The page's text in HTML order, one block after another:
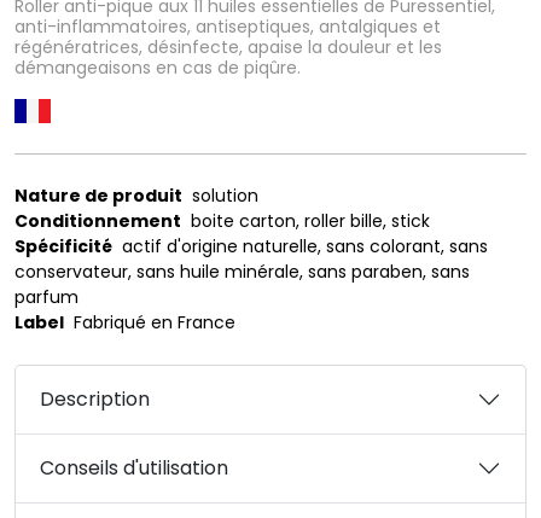
Roller anti-pique aux 11 huiles essentielles de Puressentiel,
anti-inflammatoires, antiseptiques, antalgiques et
régénératrices, désinfecte, apaise la douleur et les
démangeaisons en cas de piqûre.
Nature de produit solution
Conditionnement boite carton, roller bille, stick
Spécificité actif d'origine naturelle, sans colorant, sans
conservateur, sans huile minérale, sans paraben, sans
parfum
Label Fabriqué en France
Description
Conseils d'utilisation